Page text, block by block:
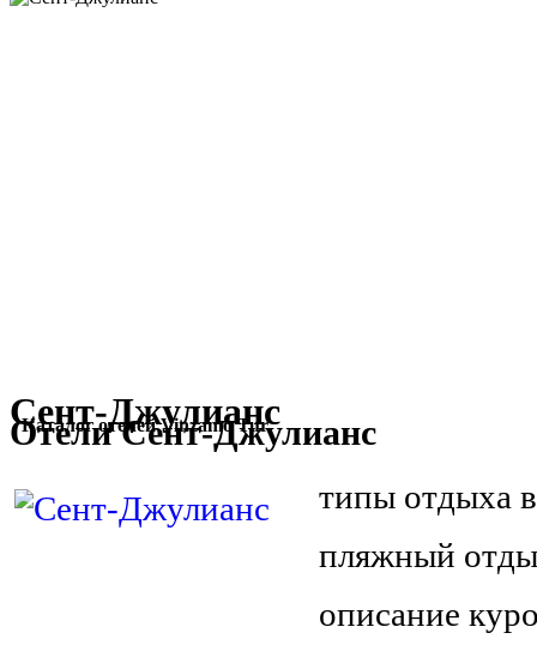
Сент-Джулианс
Каталог отелей Vinzamo Tur
Отели Сент-Джулианс
типы отдыха
пляжный
описание